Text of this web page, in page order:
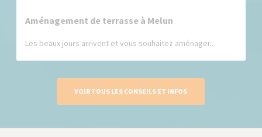
Aménagement de terrasse à Melun
Les beaux jours arrivent et vous souhaitez aménager...
VOIR TOUS LES CONSEILS ET INFOS